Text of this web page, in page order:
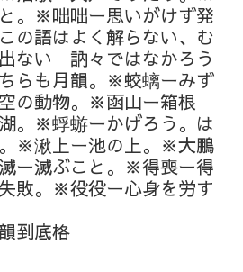
。※咄咄ー思いがけず発
の語はよく解らない、む
ない 訥々ではなかろう
らも月韻。※蛟螭ーみず
の動物。※函山ー箱根
。※蜉蝣ーかげろう。は
※湫上ー池の上。※大鵬
ー滅ぶこと。※得喪ー得
敗。※役役ー心身を労す
到底格